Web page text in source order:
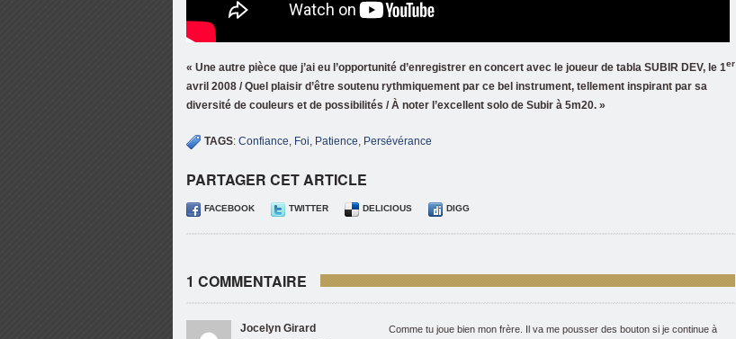
« Une autre pièce que j’ai eu l’opportunité d’enregistrer en concert avec le joueur de tabla SUBIR DEV, le 1er
avril 2008 / Quel plaisir d’être soutenu rythmiquement par ce bel instrument, tellement inspirant par sa
diversité de couleurs et de possibilités / À noter l’excellent solo de Subir à 5m20. »
TAGS: Confiance, Foi, Patience, Persévérance
PARTAGER CET ARTICLE
FACEBOOK TWITTER DELICIOUS DIGG
1 COMMENTAIRE
Jocelyn Girard
Comme tu joue bien mon frère. Il va me pousser des bouton si je continue à